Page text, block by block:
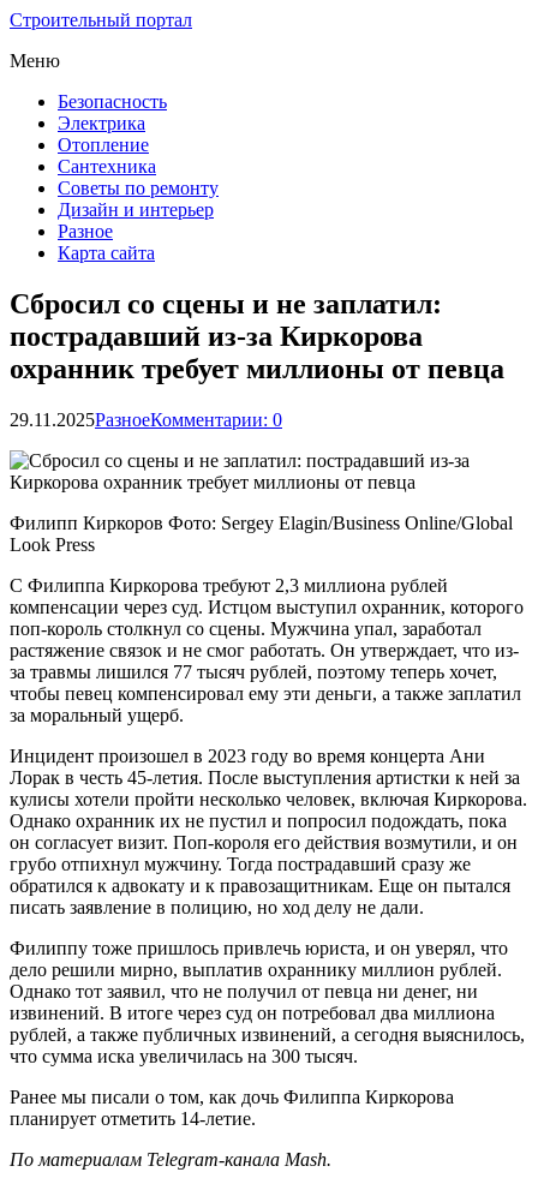
Строительный портал
Меню
Безопасность
Электрика
Отопление
Сантехника
Советы по ремонту
Дизайн и интерьер
Разное
Карта сайта
Сбросил со сцены и не заплатил:
пострадавший из-за Киркорова
охранник требует миллионы от певца
29.11.2025РазноеКомментарии: 0
Филипп Киркоров Фото: Sergey Elagin/Business Online/Global
Look Press
С Филиппа Киркорова требуют 2,3 миллиона рублей
компенсации через суд. Истцом выступил охранник, которого
поп-король столкнул со сцены. Мужчина упал, заработал
растяжение связок и не смог работать. Он утверждает, что из-
за травмы лишился 77 тысяч рублей, поэтому теперь хочет,
чтобы певец компенсировал ему эти деньги, а также заплатил
за моральный ущерб.
Инцидент произошел в 2023 году во время концерта Ани
Лорак в честь 45-летия. После выступления артистки к ней за
кулисы хотели пройти несколько человек, включая Киркорова.
Однако охранник их не пустил и попросил подождать, пока
он согласует визит. Поп-короля его действия возмутили, и он
грубо отпихнул мужчину. Тогда пострадавший сразу же
обратился к адвокату и к правозащитникам. Еще он пытался
писать заявление в полицию, но ход делу не дали.
Филиппу тоже пришлось привлечь юриста, и он уверял, что
дело решили мирно, выплатив охраннику миллион рублей.
Однако тот заявил, что не получил от певца ни денег, ни
извинений. В итоге через суд он потребовал два миллиона
рублей, а также публичных извинений, а сегодня выяснилось,
что сумма иска увеличилась на 300 тысяч.
Ранее мы писали о том, как дочь Филиппа Киркорова
планирует отметить 14-летие.
По материалам Telegram-канала Mash.